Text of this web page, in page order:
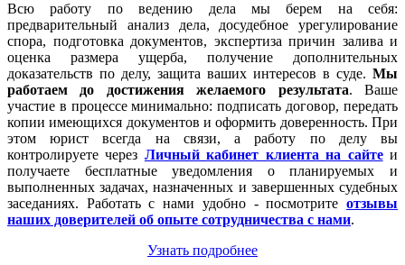
Всю работу по ведению дела мы берем на себя:
предварительный анализ дела, досудебное урегулирование
спора, подготовка документов, экспертиза причин залива и
оценка размера ущерба, получение дополнительных
доказательств по делу, защита ваших интересов в суде. Мы
работаем
до достижения желаемого результата. Ваше
участие в процессе минимально: подписать договор, передать
копии имеющихся документов и оформить доверенность. При
этом юрист всегда на связи, а работу по делу вы
контролируете через Личный кабинет клиента на сайтеи
получаете бесплатные уведомления о планируемых и
выполненных задачах, назначенных и завершенных судебных
заседаниях. Работать с нами удобно - посмотрите отзывы
наших доверителей об опыте сотрудничества с нами.
Узнать подробнее